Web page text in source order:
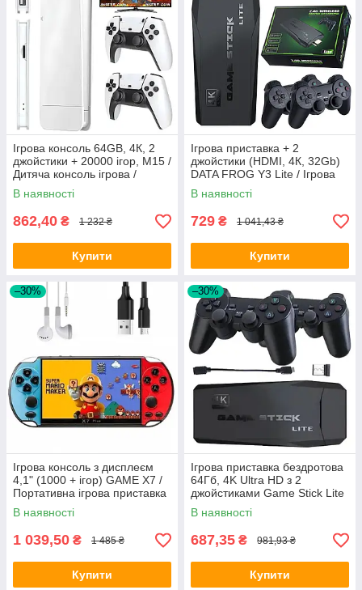
Ігрова консоль 64GB, 4К, 2
джойстики + 20000 ігор, M15 /
Дитяча консоль ігрова /
Ігрова приставка
В наявності
862,40 ₴ 1 232 ₴
Купити
Ігрова приставка + 2
джойстики (HDMI, 4К, 32Gb)
DATA FROG Y3 Lite / Ігрова
консоль для телевізора
В наявності
729 ₴ 1 041,43 ₴
Купити
–30%
Ігрова консоль з дисплеєм
4,1" (1000 + ігор) GAME X7 /
Портативна ігрова приставка
В наявності
1 039,50 ₴ 1 485 ₴
Купити
–30%
Ігрова приставка бездротова
64Гб, 4K Ultra HD з 2
джойстиками Game Stick Lite
M8 / Ігрова консоль
В наявності
687,35 ₴ 981,93 ₴
Купити